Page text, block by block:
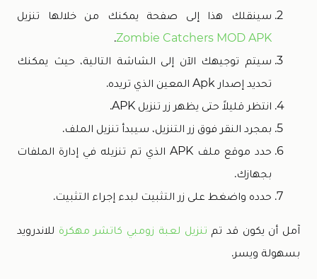
سينقلك هذا إلى صفحة يمكنك من خلالها تنزيل
Zombie Catchers MOD APK
.
سيتم توجيهك الآن إلى الشاشة التالية، حيث يمكنك
تحديد إصدار Apk المعين الذي تريده.
انتظر قليلاً حتى يظهر زر تنزيل APK.
بمجرد النقر فوق زر التنزيل، سيبدأ تنزيل الملف.
حدد موقع ملف APK الذي تم تنزيله في إدارة الملفات
بجهازك.
حدده واضغط على زر التثبيت لبدء إجراء التثبيت.
آمل أن يكون قد تم تنزيل لعبة زومبي كاتشر مهكرة للاندرويد
بسهولة ويسر.